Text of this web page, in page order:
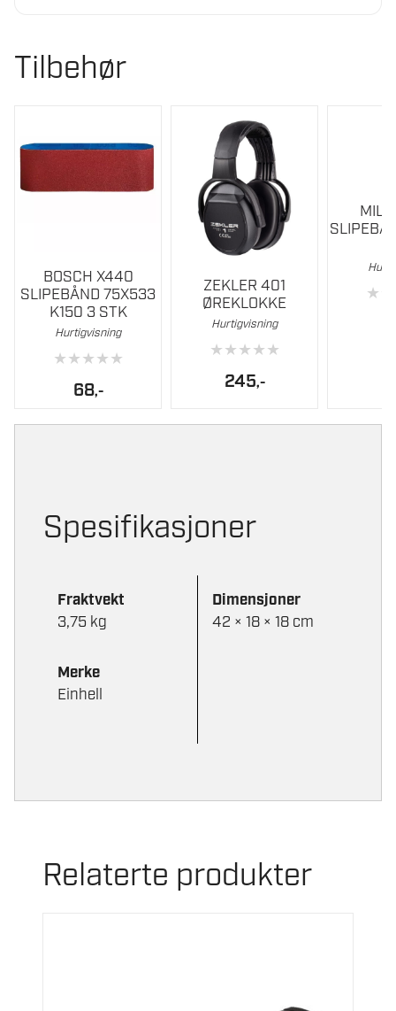
Tilbehør
BOSCH X440
SLIPEBÅND 75X533
K150 3 STK
Hurtigvisning
★★★★★
68,-
ZEKLER 401
ØREKLOKKE
Hurtigvisning
★★★★★
245,-
★
produktet
velges
Spesifikasjoner
Fraktvekt
3,75 kg
Dimensjoner
42 × 18 × 18 cm
Merke
Einhell
Relaterte produkter